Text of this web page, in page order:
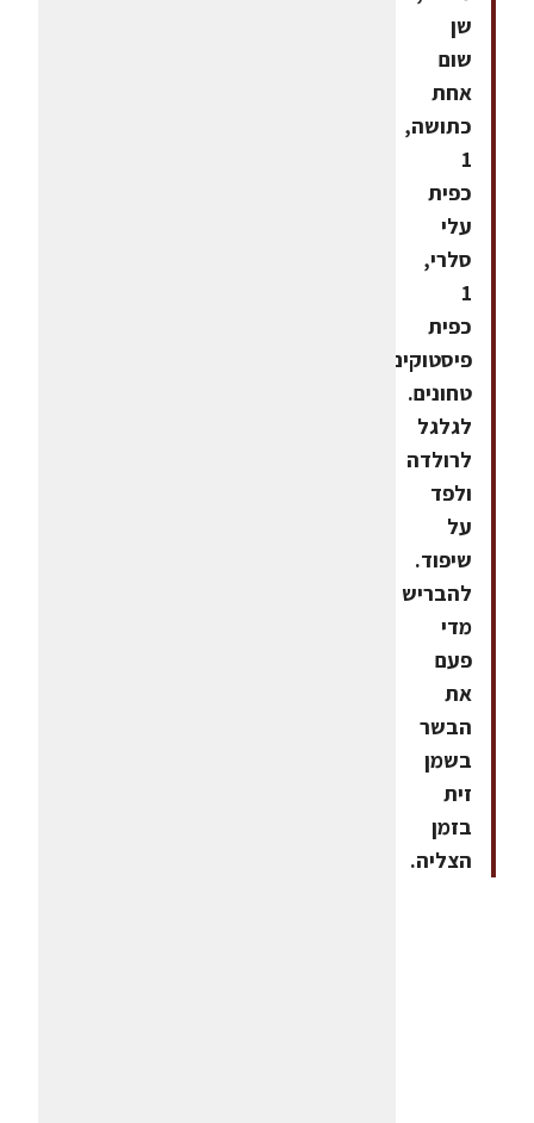
שן
שום
אחת
כתושה,
1
כפית
עלי
סלרי,
1
כפית
פיסטוקים
טחונים.
לגלגל
לרולדה
ולפד
על
שיפוד.
להבריש
מדי
פעם
את
הבשר
בשמן
זית
בזמן
הצליה.